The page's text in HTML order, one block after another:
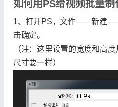
如何用PS给视频批量制
1、打开PS，文件——新建
击确定。
（注：这里设置的宽度和高
尺寸要一样）